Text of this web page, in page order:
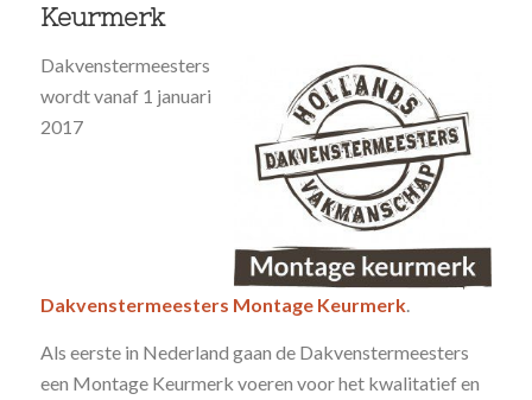
Keurmerk
Dakvenstermeesters
wordt vanaf 1 januari
2017
Dakvenstermeesters Montage Keurmerk.
Als eerste in Nederland gaan de Dakvenstermeesters
een Montage Keurmerk voeren voor het kwalitatief en